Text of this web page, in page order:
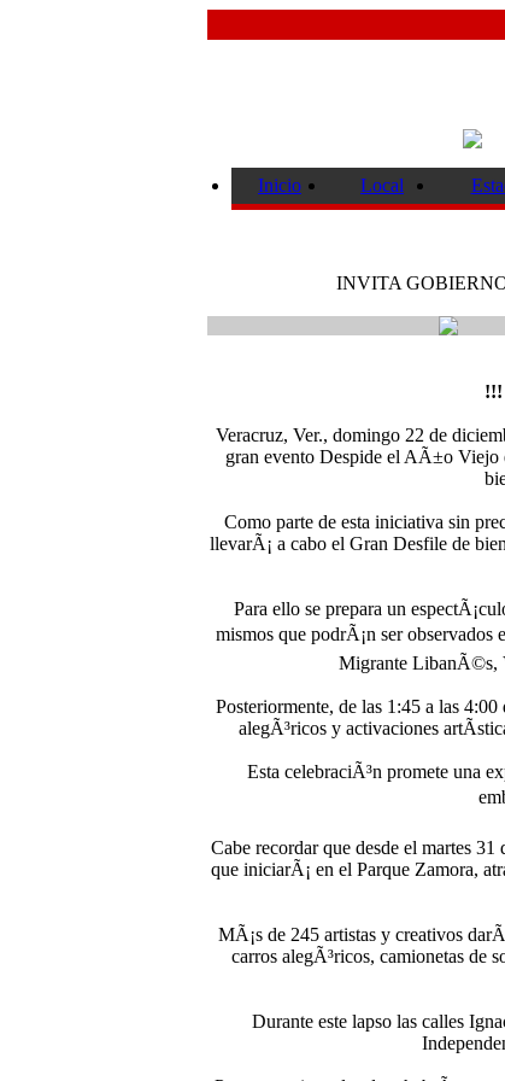
Inicio Local
INVITA
Veracruz, Ver., domingo 22 de
gran evento Despide el AÃ±o Viejo
Como parte de esta iniciativa sin
llevarÃ¡ a cabo el Gran Desfile de
Para ello se prepara un
mismos que podrÃ¡n ser
Migrante LibanÃ©s,
Posteriormente, de las 1:45 a las
alegÃ³ricos y activaciones
Esta celebraciÃ³n promete una
Cabe recordar que desde el martes
que iniciarÃ¡ en el Parque Zamora,
MÃ¡s de 245 artistas y creativos
carros alegÃ³ricos, camionetas de
Durante este lapso las calles